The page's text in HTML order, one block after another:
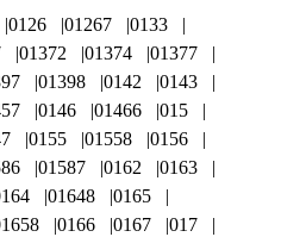
0126 01267
0133
01372 01374
01377
01398 0142
0143
0146 01466
015
0155 01558
0156
01587 0162
0163
01648
0165
0166 0167
017